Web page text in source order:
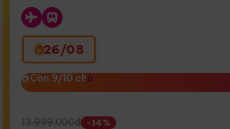
26/08
Còn 9/10 chỗ
Còn 9/10 chỗ
13.999.000đ -14%